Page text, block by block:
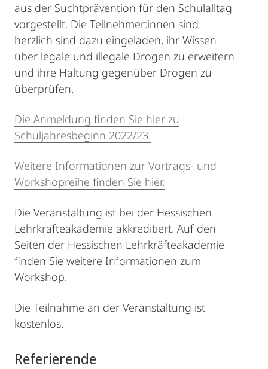
aus der Suchtprävention für den Schulalltag
vorgestellt. Die Teilnehmer:innen sind
herzlich sind dazu eingeladen, ihr Wissen
über legale und illegale Drogen zu erweitern
und ihre Haltung gegenüber Drogen zu
überprüfen.
Die Anmeldung finden Sie hier zu
Schuljahresbeginn 2022/23.
Weitere Informationen zur Vortrags- und
Workshopreihe finden Sie hier.
Die Veranstaltung ist bei der Hessischen
Lehrkräfteakademie akkreditiert. Auf den
Seiten der Hessischen Lehrkräfteakademie
finden Sie weitere Informationen zum
Workshop.
Die Teilnahme an der Veranstaltung ist
kostenlos.
Referierende